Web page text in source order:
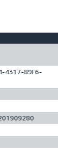
4317-89F6-